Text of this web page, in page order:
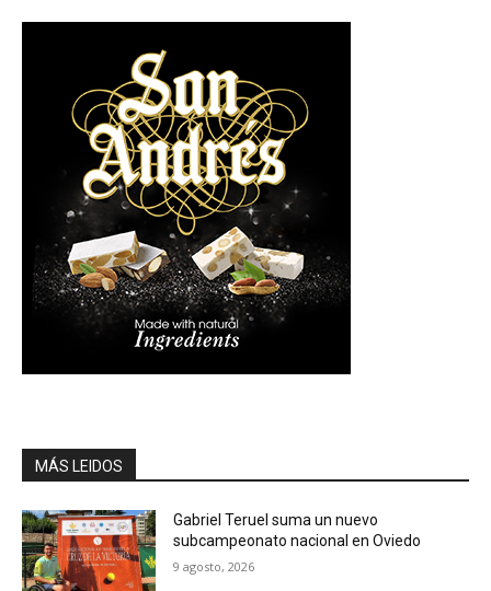
MÁS LEIDOS
Gabriel Teruel suma un nuevo
subcampeonato nacional en Oviedo
9 agosto, 2026